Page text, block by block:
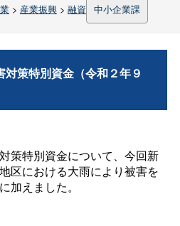
> 産業振興> 融資 中小企業課
策特別資金（令和２年９
策特別資金について、今回新
区における大雨により被害を
加えました。